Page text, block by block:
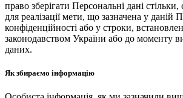
право зберігати Персональні дані стільки,
для реалізації мети, що зазначена у даній
конфіденційності або у строки,
законодавством України або до моменту
даних.
Як збираємо інформацію